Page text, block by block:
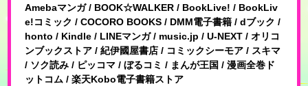
Amebaマンガ / BOOK☆WALKER / BookLive! / BookLiv
e!コミック / COCORO BOOKS / DMM電子書籍 / dブック /
honto / Kindle / LINEマンガ / music.jp / U-NEXT / オリコ
ンブックストア / 紀伊國屋書店 / コミックシーモア / スキマ
/ ソク読み / ピッコマ / ぼるコミ / まんが王国 / 漫画全巻ド
ットコム / 楽天Kobo電子書籍ストア